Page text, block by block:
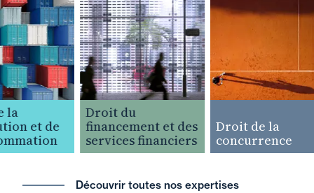
et de
Droit du
financement et des
services financiers
Droit de la
concurrence
Découvrir toutes nos expertises